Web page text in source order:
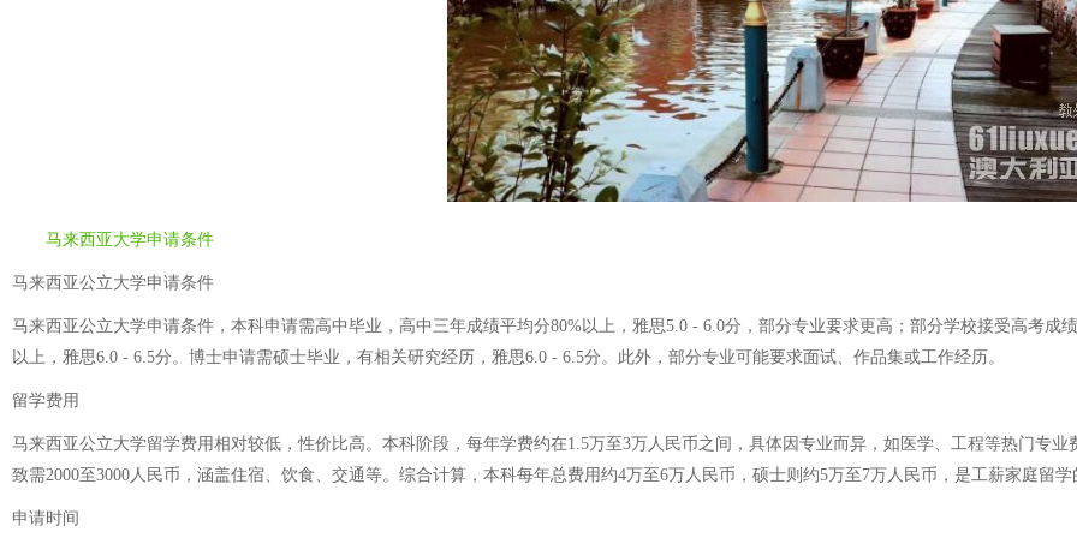
马来西亚大学申请条件
马来西亚公立大学申请条件
马来西亚公立大学申请条件，本科申请需高中毕业，高中三年成绩平均分80%以上，雅思5.0 - 6.0分，部分专业要求更高；部分学校接受高考成
以上，雅思6.0 - 6.5分。博士申请需硕士毕业，有相关研究经历，雅思6.0 - 6.5分。此外，部分专业可能要求面试、作品集或工作经历。
留学费用
马来西亚公立大学留学费用相对较低，性价比高。本科阶段，每年学费约在1.5万至3万人民币之间，具体因专业而异，如医学、工程等热门专
致需2000至3000人民币，涵盖住宿、饮食、交通等。综合计算，本科每年总费用约4万至6万人民币，硕士则约5万至7万人民币，是工薪家庭留
申请时间